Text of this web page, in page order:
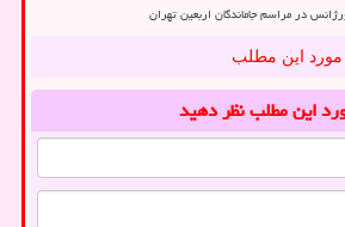
در مراسم جاماندگان اربعین تهران
مورد این مطلب
این مطلبنظر دهید